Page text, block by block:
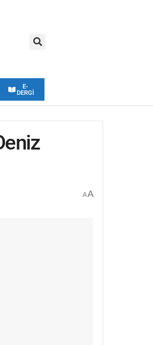
E-
DERGİ
AA